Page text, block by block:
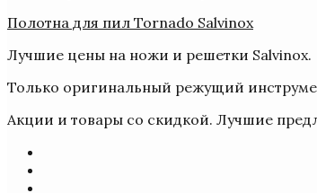
Полотна для пил Tornado Salvinox
Лучшие цены на ножи и решетки Salvinox.
Только оригинальный режущий
Акции и товары со скидкой. Лучшие